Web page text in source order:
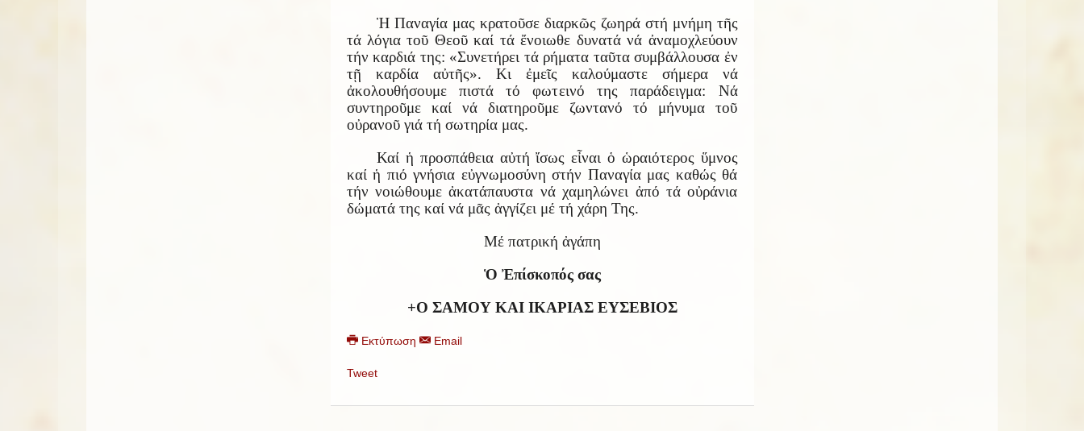
Ἡ Παναγία μας κρατοῦσε διαρκῶς ζωηρά στή μνήμη τῆς
τά λόγια τοῦ Θεοῦ καί τά ἔνοιωθε δυνατά νά ἀναμοχλεύουν
τήν καρδιά της: «Συνετήρει τά ρήματα ταῦτα συμβάλλουσα ἐν
τῇ καρδία αὐτῆς». Κι ἐμεῖς καλούμαστε σήμερα νά
ἀκολουθήσουμε πιστά τό φωτεινό της παράδειγμα: Νά
συντηροῦμε καί νά διατηροῦμε ζωντανό τό μήνυμα τοῦ
οὐρανοῦ γιά τή σωτηρία μας.
Καί ἡ προσπάθεια αὐτή ἴσως εἶναι ὁ ὡραιότερος ὕμνος
καί ἡ πιό γνήσια εὐγνωμοσύνη στήν Παναγία μας καθώς θά
τήν νοιώθουμε ἀκατάπαυστα νά χαμηλώνει ἀπό τά οὐράνια
δώματά της καί νά μᾶς ἀγγίζει μέ τή χάρη Της.
Μέ πατρική ἀγάπη
Ὁ Ἐπίσκοπός σας
+Ο ΣΑΜΟΥ ΚΑΙ ΙΚΑΡΙΑΣ ΕΥΣΕΒΙΟΣ
Εκτύπωση Email
Tweet